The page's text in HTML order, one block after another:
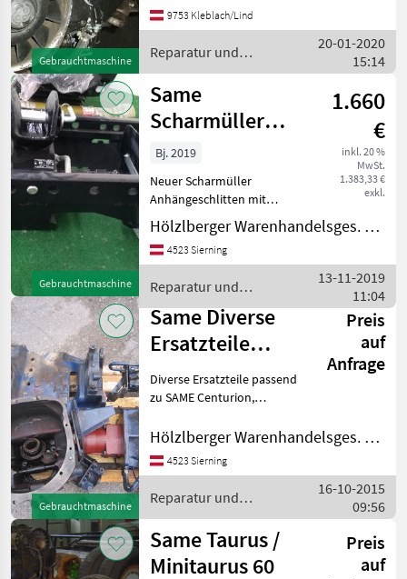
Gebrauchtmaschine
9753 Kleblach/Lind
Reparatur und
Ersatzteile / Same
20-01-2020
15:14
Gebrauchtmaschine
Same
Scharmüller
Anhängevorrichtung
mechanisch
1.660
€
inkl. 20 %
MwSt.
1.383,33 €
exkl.
Bj. 2019
Neuer Scharmüller
Anhängeschlitten mit
mechanischem Zugmaul.
Passend zu: Same Explorer I
55/60/70 Same Explorer II
Deutz Fahr Agro
Hölzlberger Warenhandelsges. m. b. H.
4523 Sierning
Reparatur und
Ersatzteile / Same
13-11-2019
11:04
Gebrauchtmaschine
Same Diverse
Ersatzteile
Centurion,
Centauro,
Preis
auf
Anfrage
Diverse Ersatzteile passend
zu SAME Centurion,
auf Anfrage Reparatur und
Ersatzteile Traktorenteile
Hölzlberger Warenhandelsges. m. b. H.
4523 Sierning
Reparatur und
Ersatzteile / Same
16-10-2015
09:56
Same Taurus /
Minitaurus 60
Preis
auf